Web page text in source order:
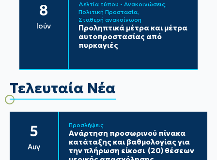
8
Ιούν
Δελτία τύπου - Ανακοινώσεις
Πολιτική Προστασία
Σταθερή ανακοίνωση
Προληπτικά μέτρα και μέτρα
αυτοπροστασίας από
πυρκαγιές
Τελευταία Νέα
5
Αυγ
Προσλήψεις
Ανάρτηση προσωρινού πίνακα
κατάταξης και βαθμολογίας για
την πλήρωση είκοσι (20) θέσεων